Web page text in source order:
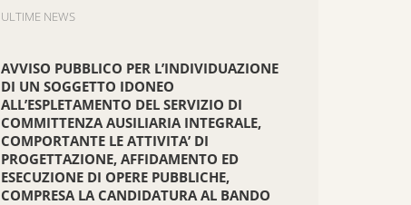
ULTIME NEWS
AVVISO PUBBLICO PER L’INDIVIDUAZIONE
DI UN SOGGETTO IDONEO
ALL’ESPLETAMENTO DEL SERVIZIO DI
COMMITTENZA AUSILIARIA INTEGRALE,
COMPORTANTE LE ATTIVITA’ DI
PROGETTAZIONE, AFFIDAMENTO ED
ESECUZIONE DI OPERE PUBBLICHE,
COMPRESA LA CANDIDATURA AL BANDO